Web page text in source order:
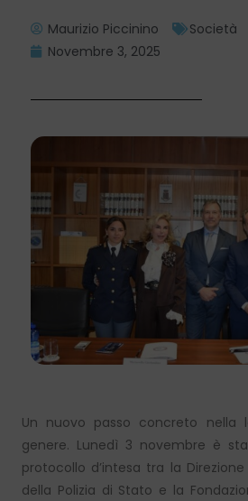
Maurizio Piccinino
Società
Novembre 3, 2025
Un nuovo passo concreto nella
genere. Lunedì 3 novembre è
protocollo d’intesa tra la
della Polizia di Stato e la